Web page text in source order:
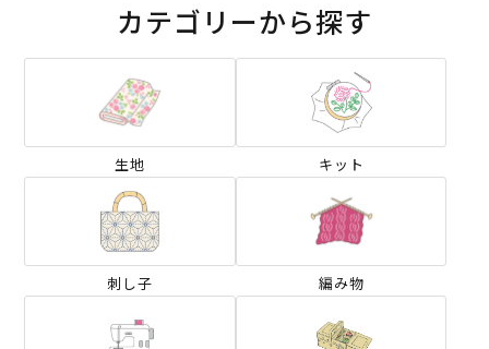
カテゴリーから探す
生地 キット
刺し子 編み物